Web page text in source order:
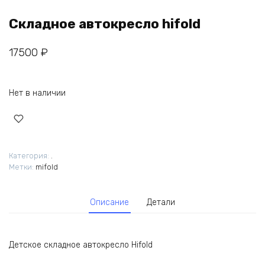
Складное автокресло hifold
17500 ₽
Нет в наличии
Категория:
Метки: mifold
Описание Детали
Детское складное автокресло Hifold